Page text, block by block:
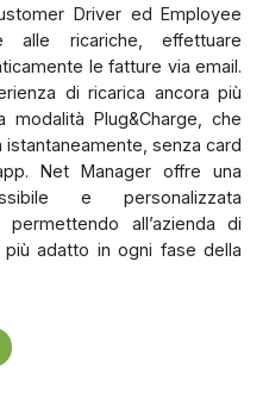
Driver ed Employee
alle ricariche, effettuare
le fatture via email.
di ricarica ancora più
Plug&Charge, che
senza card
Net Manager offre una
e personalizzata
permettendo all’azienda di
adatto in ogni fase della